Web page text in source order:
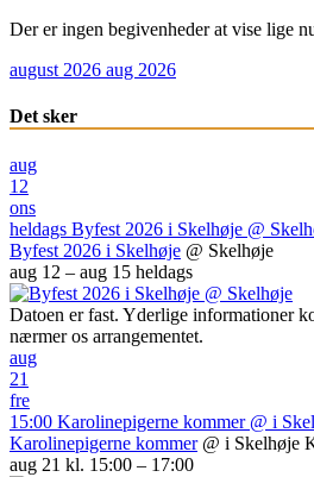
Der er ingen begivenheder at vise lige
august 2026 aug 2026
Det sker
aug
12
ons
heldags Byfest 2026 i Skelhøje @
Byfest 2026 i Skelhøje @ Skelhøje
aug 12 – aug 15 heldags
Datoen er fast. Yderlige informationer
nærmer os arrangementet.
aug
21
fre
15:00 Karolinepigerne kommer @ i
Karolinepigerne kommer @ i Skelhøje
aug 21 kl. 15:00 – 17:00